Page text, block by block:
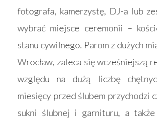
fotografa, kamerzystę, DJ-a lub
wybrać miejsce ceremonii –
stanu cywilnego. Parom z dużych
Wrocław, zaleca się wcześniejszą
względu na dużą liczbę
miesięcy przed ślubem przychodzi
sukni ślubnej i garnituru, a także